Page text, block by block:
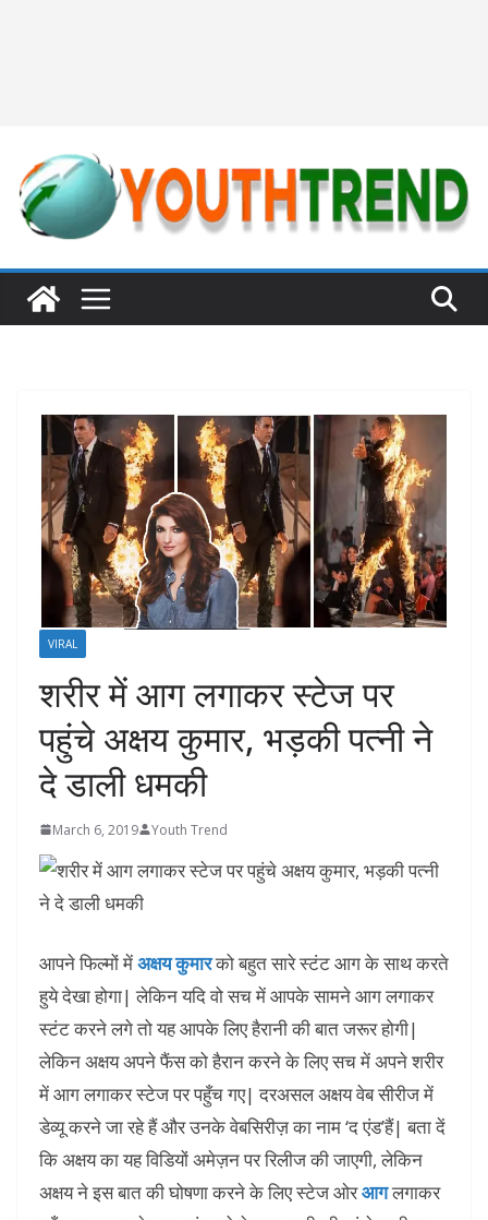
VIRAL
शरीर में आग लगाकर स्टेज पर
पहुंचे अक्षय कुमार, भड़की पत्नी ने
दे डाली धमकी
March 6, 2019 Youth Trend
आपने फिल्मों मेंअक्षय कुमारको बहुत सारे स्टंट आग के साथ करते
हुये देखा होगा| लेकिन यदि वो सच में आपके सामने आग लगाकर
स्टंट करने लगे तो यह आपके लिए हैरानी की बात जरूर होगी|
लेकिन अक्षय अपने फैंस को हैरान करने के लिए सच में अपने शरीर
में आग लगाकर स्टेज पर पहुँच गए| दरअसल अक्षय वेब सीरीज में
डेव्यू करने जा रहे हैं और उनके वेबसिरीज़ का नाम ‘द एंड’हैं| बता दें
कि अक्षय का यह विडियों अमेज़न पर रिलीज की जाएगी, लेकिन
अक्षय ने इस बात की घोषणा करने के लिए स्टेज ओरआगलगाकर